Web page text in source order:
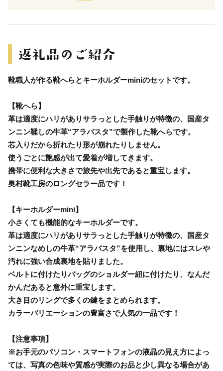
靴職人が作る靴へらとキーホルダーminiのセットです。
【靴へら】
革は適度にハリがありサラっとした手触りが特徴の、国産タ
ンニン鞣しの牛革“アラバスタ”で製作した靴へらです。
芯入りだから折れたり形が崩れたりしません。
使うごとに艶感が出て愛着が増してきます。
携帯に便利な大きさで旅先や出先であると重宝します。
奥村靴工房のロングセラー品です！
【キーホルダーmini】
小さくても機能的なキーホルダーです。
革は適度にハリがありサラっとした手触りが特徴の、国産タ
ンニンなめしの牛革“アラバスタ”を使用し、裏地にはスレや
汚れに強い合成裏地を貼りました。
ベルトに付けたりバッグのショルダー紐に付けたり、なんだ
かんだあると意外に重宝します。
大き目のリングで多くの鍵をまとめられます。
カラーバリエーションの豊富さで人気の一品です！
【注意事項】
※お手元のパソコン・スマートフォンの液晶の見え方によっ
ては、写真の色味や質感が実際のお品と少し異なる場合があ